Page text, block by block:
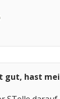
gut, hast